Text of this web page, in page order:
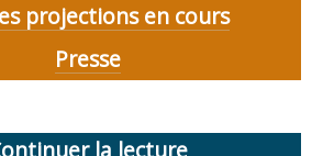
projections en cours
Presse